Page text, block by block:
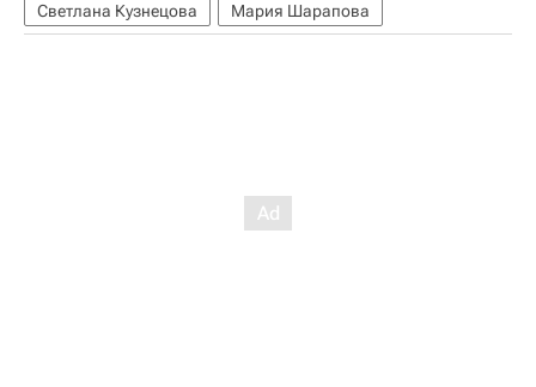
Светлана Кузнецова
Мария Шарапова